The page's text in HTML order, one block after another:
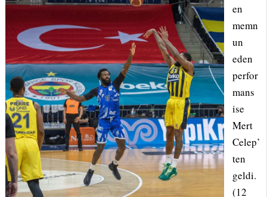
en
memn
un
eden
perfor
mans
ise
Mert
Celep’
ten
geldi.
(12